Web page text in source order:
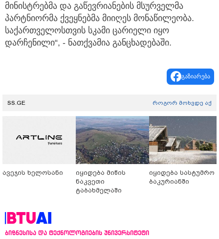
მინისტრებმა და გაწევრიანების მსურველმა
პარტნიორმა ქვეყნებმა მიიღეს მონაწილეობა.
საქართველოსთვის სკამი ცარიელი იყო
დარჩენილი“, - ნათქვამია განცხადებაში.
გაზიარება
SS.GE როგორ მოხვდე აქ
ავეჯის ხელოსანი
იყიდება მიწის
ნაკვეთი
ტაბახმელაში
იყიდება სასტუმრო
ბაკურიანში
ბიზნესისა და ტექნოლოგიების უნივერსიტეტი